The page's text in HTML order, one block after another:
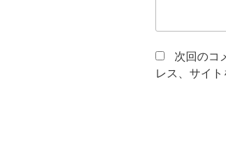
次回のコ
レス、サイト